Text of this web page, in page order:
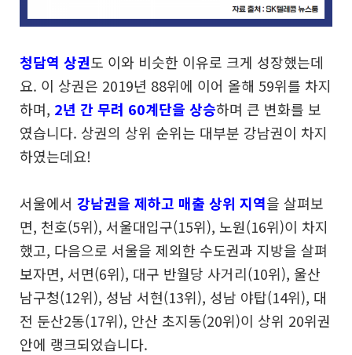
청담역 상권도 이와 비슷한 이유로 크게 성장했는데
요. 이 상권은 2019년 88위에 이어 올해 59위를 차지
하며, 2년 간 무려 60계단을 상승하며 큰 변화를 보
였습니다. 상권의 상위 순위는 대부분 강남권이 차지
하였는데요!
서울에서 강남권을 제하고 매출 상위 지역을 살펴보
면, 천호(5위), 서울대입구(15위), 노원(16위)이 차지
했고, 다음으로 서울을 제외한 수도권과 지방을 살펴
보자면, 서면(6위), 대구 반월당 사거리(10위), 울산
남구청(12위), 성남 서현(13위), 성남 야탑(14위), 대
전 둔산2동(17위), 안산 초지동(20위)이 상위 20위권
안에 랭크되었습니다.